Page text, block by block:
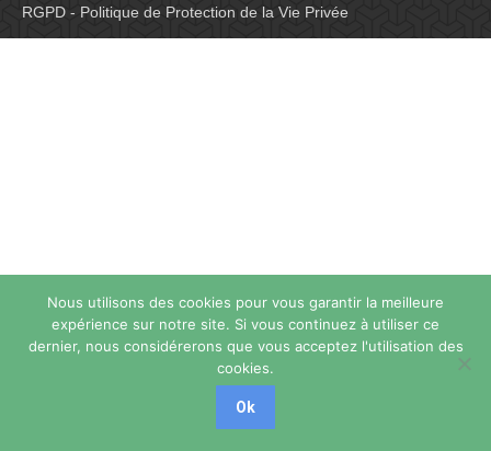
RGPD - Politique de Protection de la Vie Privée
Nous utilisons des cookies pour vous garantir la meilleure
expérience sur notre site. Si vous continuez à utiliser ce
dernier, nous considérerons que vous acceptez l'utilisation des
cookies.
Ok